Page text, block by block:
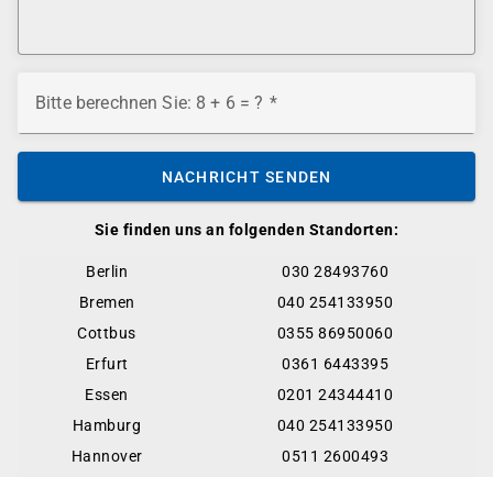
Sie finden uns an folgenden Standorten:
Berlin
030 28493760
Bremen
040 254133950
Cottbus
0355 86950060
Erfurt
0361 6443395
Essen
0201 24344410
Hamburg
040 254133950
Hannover
0511 2600493
Bitte berechnen Sie: 8 + 6 = ?
NACHRICHT SENDEN